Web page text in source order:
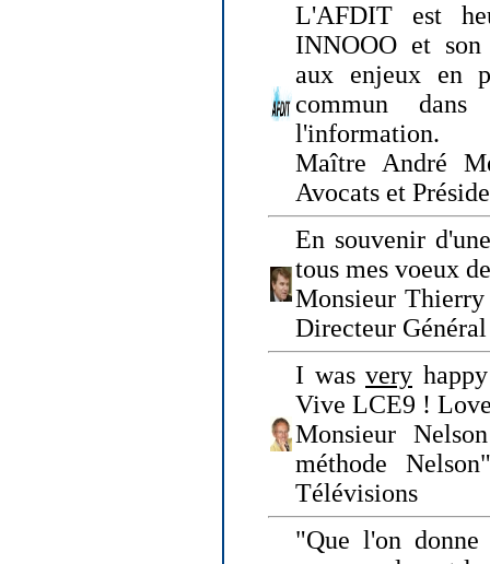
L'AFDIT est
INNOOO et
aux enjeux en
commun
l'information.
Maître André
Avocats et
En souvenir
tous mes voeux
Monsieur
Directeur
I was very
Vive LCE9 !
Monsieur
méthode
Télévisions
"Que l'on